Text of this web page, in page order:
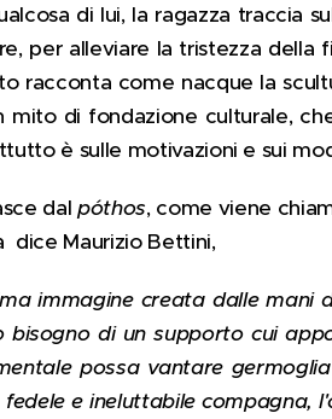
di lui, la ragazza traccia
per alleviare la tristezza della
racconta come nacque la
mito di fondazione culturale,
è sulle motivazioni e sui
dalpóthos, come viene
dice Maurizio Bettini,
immagine creata dalle
bisogno di un supporto cui
possa vantare
e ineluttabile compagna,